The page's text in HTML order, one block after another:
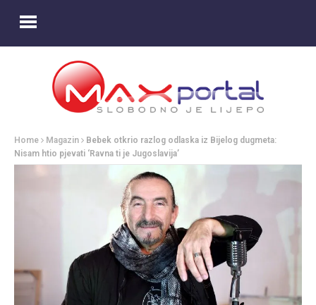
Home Magazin
Bebek otkrio razlog odlaska iz Bijelog dugmeta:
Nisam htio pjevati ‘Ravna ti je Jugoslavija’